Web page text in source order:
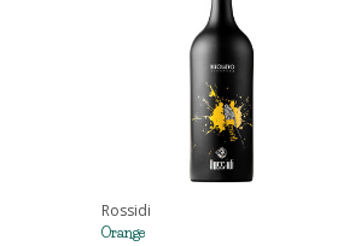
Rossidi
Orange